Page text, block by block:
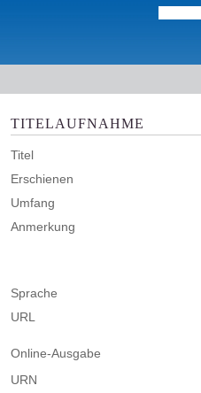
TITELAUFNAHME
Titel
Erschienen
Umfang
Anmerkung
Sprache
URL
Online-Ausgabe
URN